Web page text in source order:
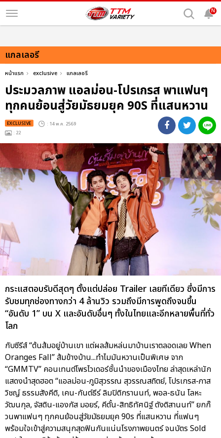
N
แกลเลอรี
หน้าแรก exclusive แกลเลอรี
ประมวลภาพ แอลม่อน-โปรเกรส พาแฟนๆ
ทุกคนย้อนสู่วัยมัธยมยุค 90S ที่แสนหวาน
EXCLUSIVE : 14 พ.ค. 2569
: 22
กระแสตอบรับดีสุดๆ ตั้งแต่ปล่อย Trailer เลยทีเดียว ซึ่งมีการ
รับชมทุกช่องทางกว่า 4 ล้านวิว รวมถึงมีการพูดถึงจนขึ้น
“อันดับ 1” บน X และอันดับอื่นๆ ทั้งในไทยและอีกหลายพื้นที่ทั่ว
โลก
กับซีรีส์ “ต้นส้มอยู่บ้านเขา แต่ผลส้มหล่นมาบ้านเราตลอดเลย When
Oranges Fall” ส้มข้างบ้าน...ทำไมมันหวานเป็นพิเศษ จาก
“GMMTV” คอนเทนต์โพรไวเดอร์ชั้นนำของเมืองไทย ล่าสุดเหล่านัก
แสดงนำสุดฮอต “แอลม่อน-ภูมิสุวรรณ สุวรรณสถิตย์, โปรเกรส-ภาส
วิชญ์ ธรรมสังคีติ, เคน-กันต์ธีร์ ลิมปิติกรานนท์, พอล-ธนัน โลหะ
วัฒนกุล, จัสติน-แองกัส มอยร์, คีตั้น-สิทธิทัศนิฐ์ ตังติสานนท์” ยกก๊
วนพาแฟนๆ ทุกคนย้อนสู่วัยมัธยมยุค 90s ที่แสนหวาน ที่แฟนๆ
พร้อมใจเข้าสู่ความสนุกสุดฟินกันแน่นโรงภาพยนตร์ จนบัตร Sold